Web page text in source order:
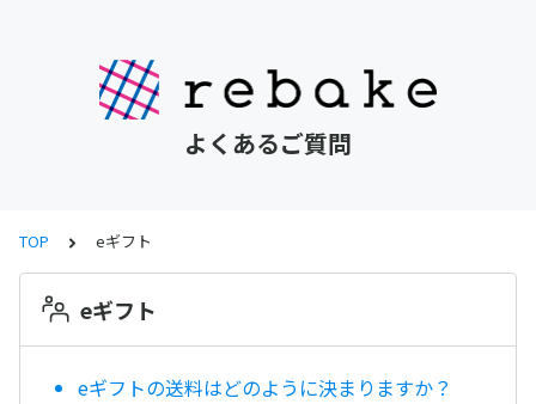
よくあるご質問
TOP eギフト
eギフト
eギフトの送料はどのように決まりますか？